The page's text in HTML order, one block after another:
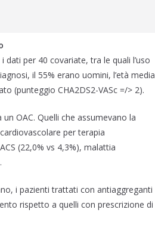
per 40 covariate, tra le quali l’uso
il 55% erano uomini, l’età media
(punteggio CHA2DS2-VASc =/> 2).
OAC. Quelli che assumevano la
per terapia
(22,0% vs 4,3%), malattia
i pazienti trattati con antiaggreganti
rispetto a quelli con prescrizione di